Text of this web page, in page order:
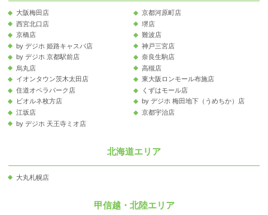
大阪梅田店
京都河原町店
西宮北口店
堺店
京橋店
難波店
by デジホ 姫路キャスパ店
神戸三宮店
by デジホ 京都駅前店
奈良生駒店
烏丸店
高槻店
イオンタウン茨木太田店
東大阪ロンモール布施店
住道オペラパーク店
くずはモール店
ビオルネ枚方店
by デジホ 梅田地下（うめちか）店
江坂店
京都宇治店
by デジホ 天王寺ミオ店
北海道エリア
大丸札幌店
甲信越・北陸エリア